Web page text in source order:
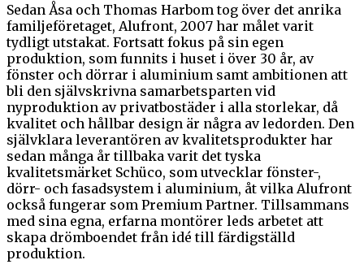
Sedan Åsa och Thomas Harbom tog över det anrika
familjeföretaget, Alufront, 2007 har målet varit
tydligt utstakat. Fortsatt fokus på sin egen
produktion, som funnits i huset i över 30 år, av
fönster och dörrar i aluminium samt ambitionen att
bli den självskrivna samarbetsparten vid
nyproduktion av privatbostäder i alla storlekar, då
kvalitet och hållbar design är några av ledorden. Den
självklara leverantören av kvalitetsprodukter har
sedan många år tillbaka varit det tyska
kvalitetsmärket Schüco, som utvecklar fönster-,
dörr- och fasadsystem i aluminium, åt vilka Alufront
också fungerar som Premium Partner. Tillsammans
med sina egna, erfarna montörer leds arbetet att
skapa drömboendet från idé till färdigställd
produktion.